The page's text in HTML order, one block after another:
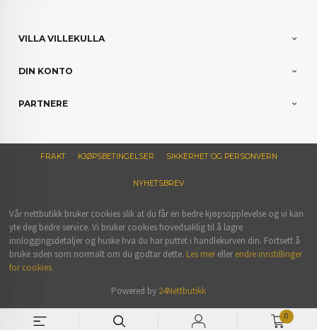
0
VILLA VILLEKULLA
DIN KONTO
PARTNERE
FRAKT KJØPSBETINGELSER SIKKERHET OG PERSONVERN
NYHETSBREV
Vår nettbutikk bruker cookies slik at du får en bedre kjøpsopplevelse og vi kan
yte deg bedre service. Vi bruker cookies hovedsaklig til å lagre
innloggingsdetaljer og huske hva du har puttet i handlekurven din. Fortsett å
bruke siden som normalt om du godtar dette. Les merellerendre innstillinger
for cookies.
Powered by 24Nettbutikk